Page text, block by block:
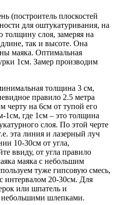
(построитель плоскостей
для оштукатуривания, на
слоя, замеряя на
так и высоте. Она
маяка. Оптимальная
1см. Замер производим
толщина 3 см,
правило 2.5 метра
черту на 6см от тупой его
где 1см – это толщина
слоя. По этой черте
эта линия и лазерный луч
10-30см от угла,
ввиду, от угла правило
маяка с небольшим
туже гипсовую смесь,
интервалом 20-30см. Для
или шпатель и
шлепками.